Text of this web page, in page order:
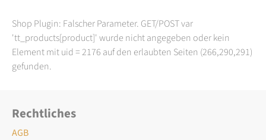
Shop Plugin: Falscher Parameter. GET/POST var
'tt_products[product]' wurde nicht angegeben oder kein
Element mit uid = 2176 auf den erlaubten Seiten (266,290,291)
gefunden.
Rechtliches
AGB